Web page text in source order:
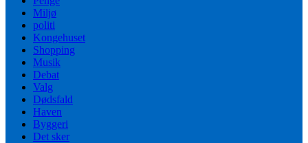
Miljø
politi
Kongehuset
Shopping
Musik
Debat
Valg
Dødsfald
Haven
Byggeri
Det sker